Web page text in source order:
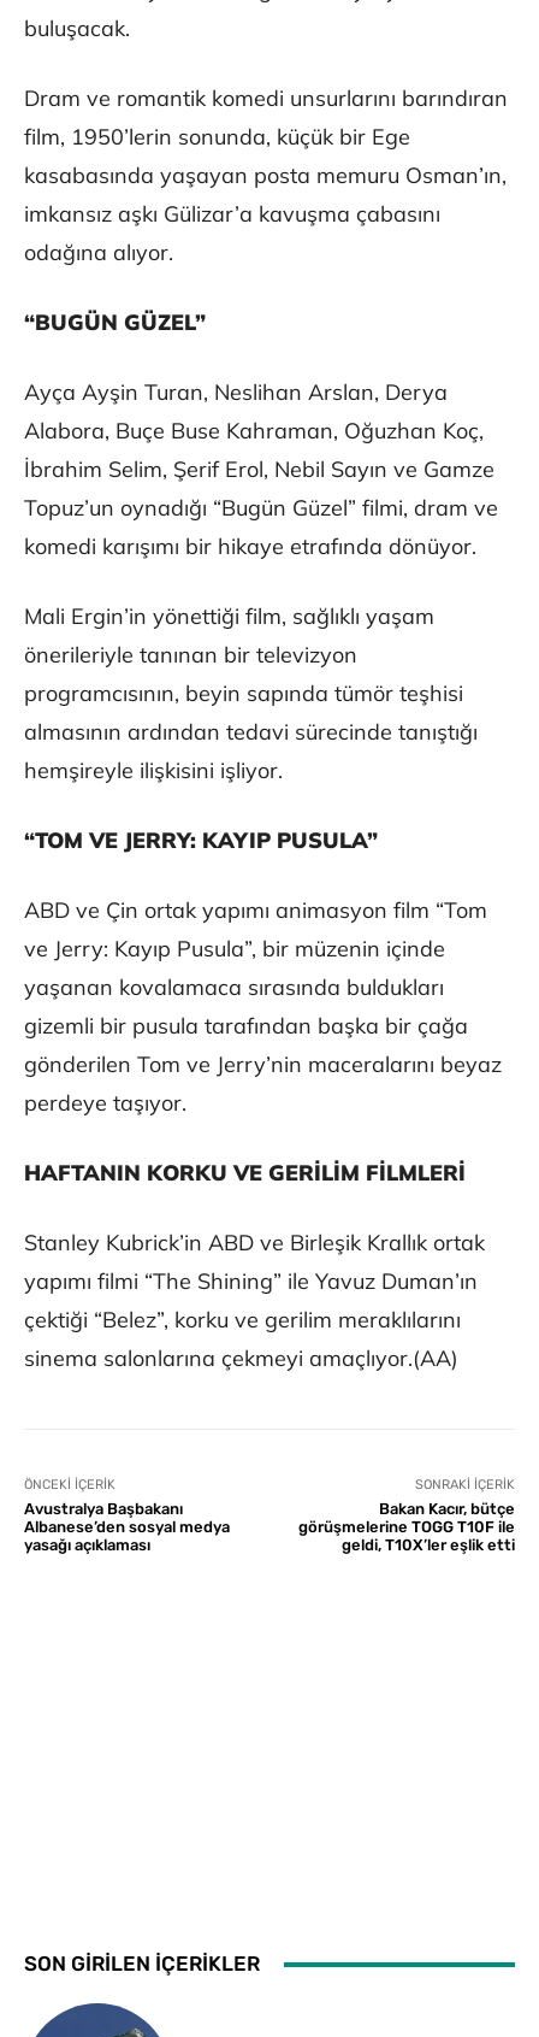
buluşacak.
Dram ve romantik komedi unsurlarını barındıran
film, 1950’lerin sonunda, küçük bir Ege
kasabasında yaşayan posta memuru Osman’ın,
imkansız aşkı Gülizar’a kavuşma çabasını
odağına alıyor.
“BUGÜN GÜZEL”
Ayça Ayşin Turan, Neslihan Arslan, Derya
Alabora, Buçe Buse Kahraman, Oğuzhan Koç,
İbrahim Selim, Şerif Erol, Nebil Sayın ve Gamze
Topuz’un oynadığı “Bugün Güzel” filmi, dram ve
komedi karışımı bir hikaye etrafında dönüyor.
Mali Ergin’in yönettiği film, sağlıklı yaşam
önerileriyle tanınan bir televizyon
programcısının, beyin sapında tümör teşhisi
almasının ardından tedavi sürecinde tanıştığı
hemşireyle ilişkisini işliyor.
“TOM VE JERRY: KAYIP PUSULA”
ABD ve Çin ortak yapımı animasyon film “Tom
ve Jerry: Kayıp Pusula”, bir müzenin içinde
yaşanan kovalamaca sırasında buldukları
gizemli bir pusula tarafından başka bir çağa
gönderilen Tom ve Jerry’nin maceralarını beyaz
perdeye taşıyor.
HAFTANIN KORKU VE GERİLİM FİLMLERİ
Stanley Kubrick’in ABD ve Birleşik Krallık ortak
yapımı filmi “The Shining” ile Yavuz Duman’ın
çektiği “Belez”, korku ve gerilim meraklılarını
sinema salonlarına çekmeyi amaçlıyor.(AA)
ÖNCEKI İÇERIK
Avustralya Başbakanı
Albanese’den sosyal medya
yasağı açıklaması
SONRAKI İÇERIK
Bakan Kacır, bütçe
görüşmelerine TOGG T10F ile
geldi, T10X’ler eşlik etti
SON GİRİLEN İÇERİKLER